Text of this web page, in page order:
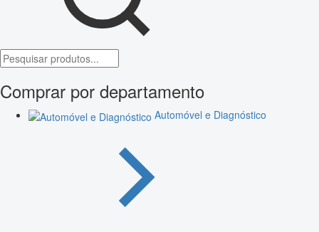
Comprar por departamento
Automóvel e Diagnóstico